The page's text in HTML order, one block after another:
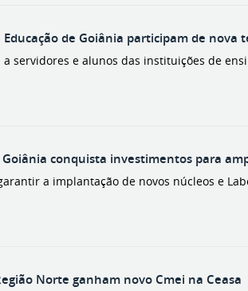
Educação de Goiânia participam de nova
a servidores e alunos das instituições de
conquista investimentos para
a implantação de novos núcleos e
Norte ganham novo Cmei na Ceasa